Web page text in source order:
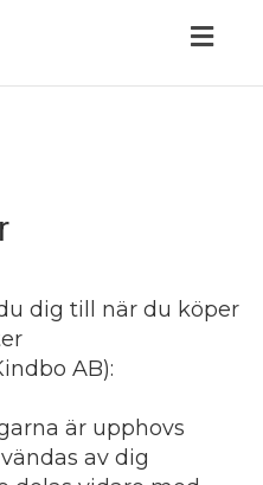
dig till när du köper
AB):
är upphovs
av dig